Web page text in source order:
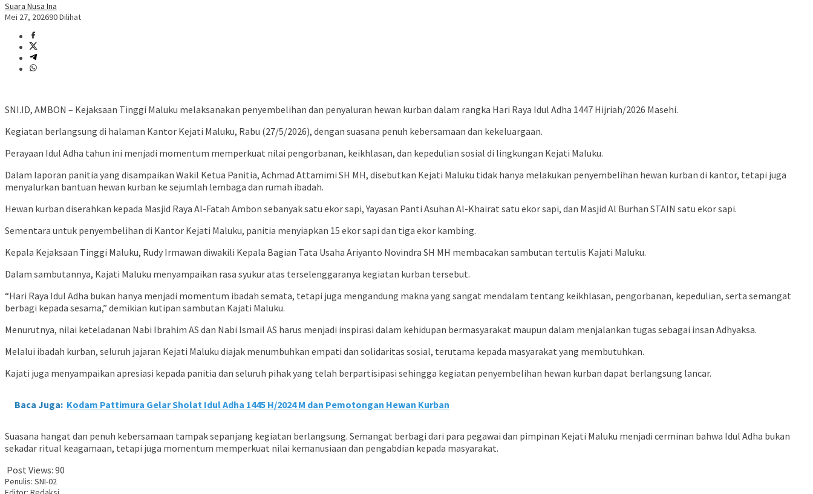
Suara Nusa Ina
Mei 27, 202690 Dilihat
SNI.ID, AMBON – Kejaksaan Tinggi Maluku melaksanakan penyembelihan dan penyaluran hewan kurban dalam rangka Hari Raya Idul Adha 1447 Hijriah/2026 Masehi.
Kegiatan berlangsung di halaman Kantor Kejati Maluku, Rabu (27/5/2026), dengan suasana penuh kebersamaan dan kekeluargaan.
Perayaan Idul Adha tahun ini menjadi momentum memperkuat nilai pengorbanan, keikhlasan, dan kepedulian sosial di lingkungan Kejati Maluku.
Dalam laporan panitia yang disampaikan Wakil Ketua Panitia, Achmad Attamimi SH MH, disebutkan Kejati Maluku tidak hanya melakukan penyembelihan hewan kurban di kantor, tetapi juga
menyalurkan bantuan hewan kurban ke sejumlah lembaga dan rumah ibadah.
Hewan kurban diserahkan kepada Masjid Raya Al-Fatah Ambon sebanyak satu ekor sapi, Yayasan Panti Asuhan Al-Khairat satu ekor sapi, dan Masjid Al Burhan STAIN satu ekor sapi.
Sementara untuk penyembelihan di Kantor Kejati Maluku, panitia menyiapkan 15 ekor sapi dan tiga ekor kambing.
Kepala Kejaksaan Tinggi Maluku, Rudy Irmawan diwakili Kepala Bagian Tata Usaha Ariyanto Novindra SH MH membacakan sambutan tertulis Kajati Maluku.
Dalam sambutannya, Kajati Maluku menyampaikan rasa syukur atas terselenggaranya kegiatan kurban tersebut.
“Hari Raya Idul Adha bukan hanya menjadi momentum ibadah semata, tetapi juga mengandung makna yang sangat mendalam tentang keikhlasan, pengorbanan, kepedulian, serta semangat
berbagi kepada sesama,” demikian kutipan sambutan Kajati Maluku.
Menurutnya, nilai keteladanan Nabi Ibrahim AS dan Nabi Ismail AS harus menjadi inspirasi dalam kehidupan bermasyarakat maupun dalam menjalankan tugas sebagai insan Adhyaksa.
Melalui ibadah kurban, seluruh jajaran Kejati Maluku diajak menumbuhkan empati dan solidaritas sosial, terutama kepada masyarakat yang membutuhkan.
Kajati juga menyampaikan apresiasi kepada panitia dan seluruh pihak yang telah berpartisipasi sehingga kegiatan penyembelihan hewan kurban dapat berlangsung lancar.
Baca Juga: Kodam Pattimura Gelar Sholat Idul Adha 1445 H/2024 M dan Pemotongan Hewan Kurban
Suasana hangat dan penuh kebersamaan tampak sepanjang kegiatan berlangsung. Semangat berbagi dari para pegawai dan pimpinan Kejati Maluku menjadi cerminan bahwa Idul Adha bukan
sekadar ritual keagamaan, tetapi juga momentum memperkuat nilai kemanusiaan dan pengabdian kepada masyarakat.
Post Views: 90
Penulis: SNI-02